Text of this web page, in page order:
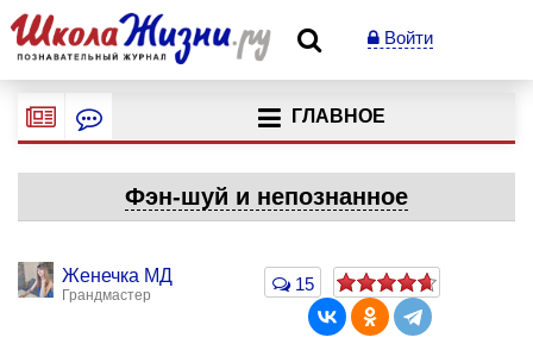
Войти
ГЛАВНОЕ
Фэн-шуй и непознанное
Женечка МД
Грандмастер
15